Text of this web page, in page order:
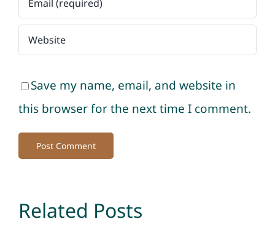
Save my name, email, and website in
this browser for the next time I comment.
Related Posts